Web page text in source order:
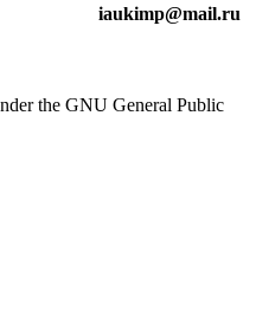
iaukimp@mail.ru
the GNU General Public